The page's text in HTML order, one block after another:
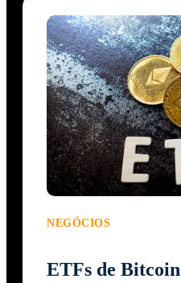
NEGÓCIOS
ETFs de